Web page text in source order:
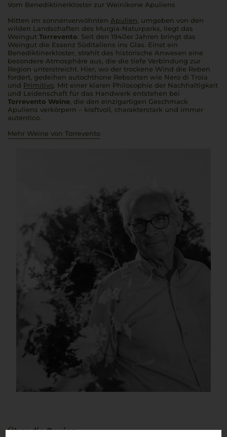
Vom Benediktinerkloster zur Weinikone Apuliens
Mitten im sonnenverwöhnten Apulien, umgeben von den
wilden Landschaften des Murgia-Naturparks, liegt das
Weingut Torrevento. Seit den 1940er Jahren bringt das
Weingut die Essenz Süditaliens ins Glas. Einst ein
Benediktinerkloster, strahlt das historische Anwesen eine
besondere Atmosphäre aus, die die tiefe Verbindung zur
Region unterstreicht. Hier, wo der trockene Wind die Reben
fordert, gedeihen autochthone Rebsorten wie Nero di Troia
und Primitivo. Mit einer klaren Philosophie der Nachhaltigkeit
und Leidenschaft für das Handwerk entstehen bei
Torrevento Weine, die den einzigartigen Geschmack
Apuliens verkörpern – kraftvoll, charakterstark und immer
autentico.
Mehr Weine von Torrevento
Über die Region